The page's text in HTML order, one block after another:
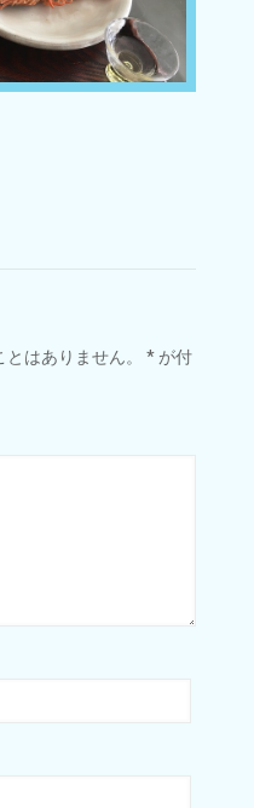
はありません。 * が付